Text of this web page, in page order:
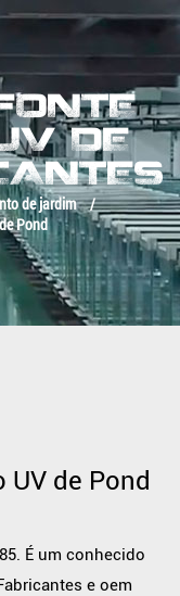
DE
de jardim /
Pond
de Pond
É um conhecido
e oem